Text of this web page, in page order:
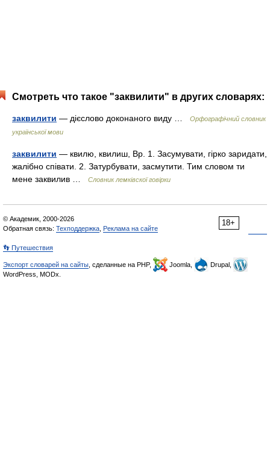
Смотреть что такое "заквилити" в других словарях:
заквилити — дієслово доконаного виду …
Орфографічний словник
української мови
заквилити — квилю, квилиш, Вр. 1. Засумувати, гірко заридати,
жалібно співати. 2. Затурбувати, засмутити. Тим словом ти
мене заквилив …
Словник лемківскої говірки
18+
© Академик, 2000-2026
Обратная связь: Техподдержка Реклама на сайте
👣 Путешествия
Экспорт словарей на сайты , сделанные на PHP, Joomla,
Drupal,
WordPress, MODx.